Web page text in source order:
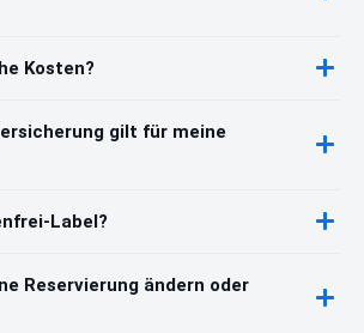
Kosten?
gilt für meine
Label?
Reservierung ändern oder